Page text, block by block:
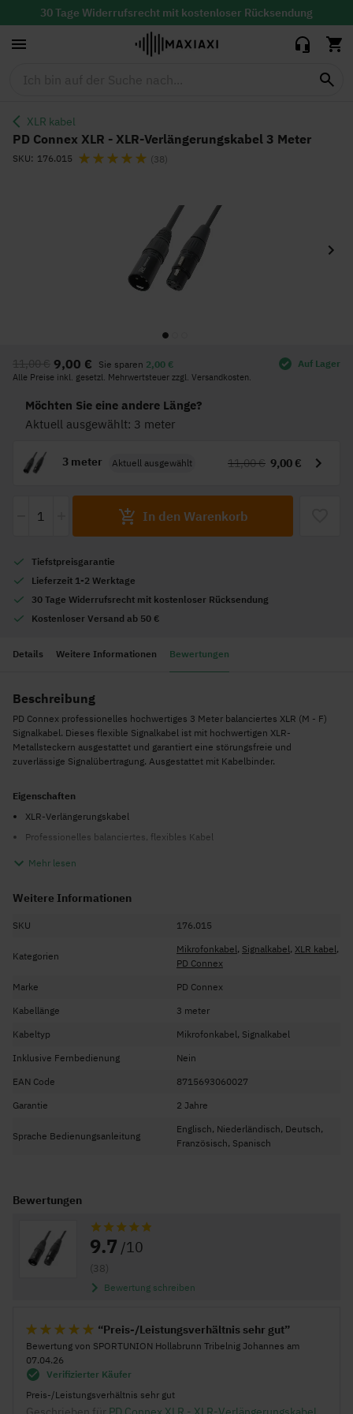
30 Tage Widerrufsrecht mit kostenloser Rücksendung
Lieferzeit: 1-2 Werktage
XLR kabel
3 Meter
PD Connex XLR - XLR-Verlängerungskabel 3 Meter
SKU 176.015 Bewertung: (38)
9,00 €
11,00 € Sie sparen 2,00 €
Alle Preise inkl. gesetzl. Mehrwertsteuer zzgl. Versandkosten.
Möchten Sie eine andere Länge?
Aktuell ausgewählt: 3 meter
3 meter Aktuell ausgewählt 9,00 €
11,00 €
In den Warenkorb
Auf Lager
Tiefstpreisgarantie
Lieferzeit 1-2 Werktage
30 Tage Widerrufsrecht mit kostenloser Rücksendung
Kostenloser Versand ab 50 €
der
Bildgalerie
springen
Details Weitere Informationen Bewertungen
Beschreibung
PD Connex professionelles hochwertiges 3 Meter balanciertes XLR (M - F)
Signalkabel. Dieses flexible Signalkabel ist mit hochwertigen XLR-
Metallsteckern ausgestattet und garantiert eine störungsfreie und
zuverlässige Signalübertragung. Ausgestattet mit Kabelbinder.
Eigenschaften
XLR-Verlängerungskabel
Professionelles balanciertes, flexibles Kabel
XLR-Stecker und XLR-Buchse Stecker
Geräuscharmes Kabel mit einzeln geschirmten Adern
Verschiedene Längen erhältlich
Stecker XLR-Stecker / XLR-Buchse
Kabellänge 3 Meter
Außendurchmesser 6 mm
Kabelschirmung 85 x 0,1 mm (spiralförmig)
Mehr lesen
Weitere Informationen
SKU 176.015
Kategorien
Mikrofonkabel, Signalkabel, XLR kabel,
PD Connex
Marke
PD Connex
Kabellänge
3 meter
Kabeltyp
Mikrofonkabel, Signalkabel
Inklusive Fernbedienung
Nein
EAN Code
8715693060027
Garantie
2 Jahre
Sprache Bedienungsanleitung
Englisch, Niederländisch, Deutsch,
Französisch, Spanisch
Bewertungen
Bewertung:
9.7 /10
(38)
Bewertung schreiben
100%
Preis-/Leistungsverhältnis sehr gut
Bewertung von SPORTUNION Hollabrunn Tribelnig Johannes am
07.04.26
Verifizierter Käufer
Preis-/Leistungsverhältnis sehr gut